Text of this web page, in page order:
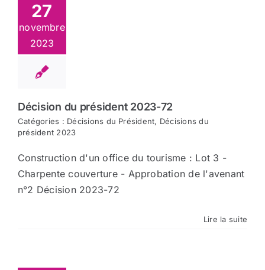
27
novembre
2023
Décision du président 2023-72
Catégories : Décisions du Président, Décisions du
président 2023
Construction d'un office du tourisme : Lot 3 -
Charpente couverture - Approbation de l'avenant
n°2 Décision 2023-72
Lire la suite